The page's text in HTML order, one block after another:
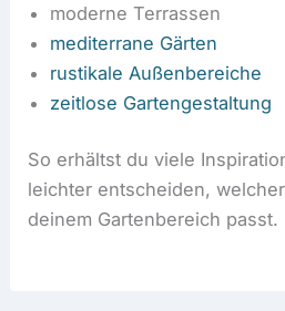
moderne Terrassen
mediterrane Gärten
rustikale Außenbereiche
zeitlose Gartengestaltung
So erhältst du viele
leichter entscheiden,
deinem Gartenbereich passt.